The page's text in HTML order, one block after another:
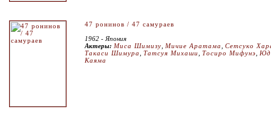
47 ронинов / 47 самураев
1962 - Япония
Актеры: Миса Шимизу Мичие Аратама
Сетсуко
Такаси Шимура
Татсуя Михаши Тосиро Мифунэ
Каяма